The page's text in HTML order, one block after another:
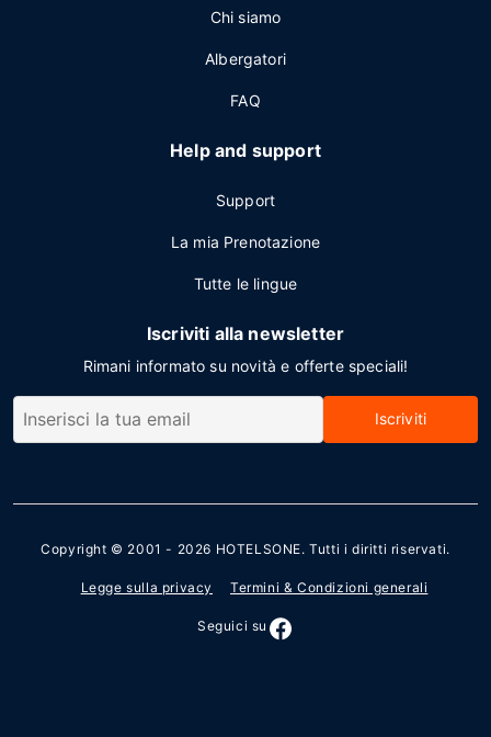
Chi siamo
Albergatori
FAQ
Help and support
Support
La mia Prenotazione
Tutte le lingue
Iscriviti alla newsletter
Rimani informato su novità e offerte speciali!
Iscriviti
Copyright © 2001 - 2026 HOTELSONE. Tutti i diritti riservati.
Legge sulla privacy Termini & Condizioni generali
Seguici su